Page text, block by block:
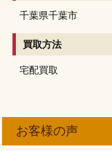
千葉県千葉市
買取方法
宅配買取
お客様の声